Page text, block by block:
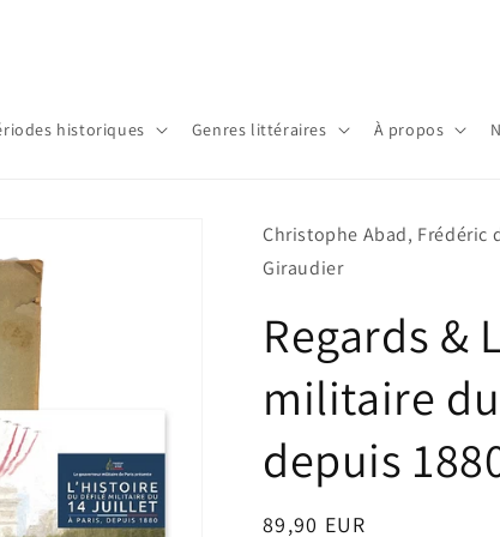
historiques Genres littéraires À propos
Christophe Abad, Frédéric
Giraudier
Regards &
militaire
depuis
Prix
89,90 EUR